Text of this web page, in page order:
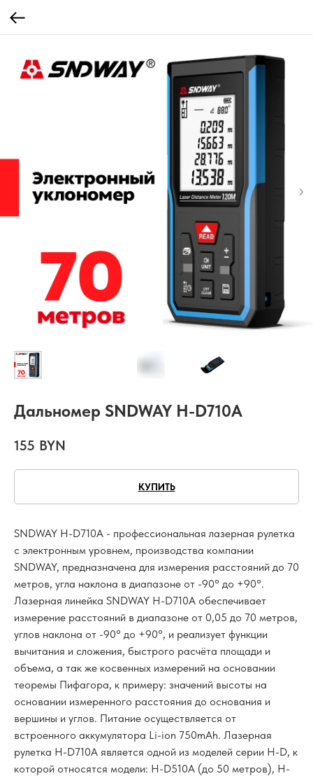
Дальномер SNDWAY H-D710A
155 BYN
КУПИТЬ
SNDWAY H-D710A - профессиональная лазерная рулетка
с электронным уровнем, производства компании
SNDWAY, предназначена для измерения расстояний до 70
метров, угла наклона в диапазоне от -90° до +90°.
Лазерная линейка SNDWAY H-D710A обеспечивает
измерение расстояний в диапазоне от 0,05 до 70 метров,
углов наклона от -90° до +90°, и реализует функции
вычитания и сложения, быстрого расчёта площади и
объема, а так же косвенных измерений на основании
теоремы Пифагора, к примеру: значений высоты на
основании измеренного расстояния до основания и
вершины и углов. Питание осуществляется от
встроенного аккумулятора Li-ion 750mAh. Лазерная
рулетка H-D710A является одной из моделей серии H-D, к
которой относятся модели: H-D510A (до 50 метров), H-